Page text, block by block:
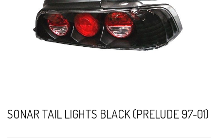
SONAR TAIL LIGHTS BLACK (PRELUDE 97-01)